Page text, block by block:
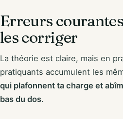
Erreurs
les corriger
La théorie est claire, mais en
pratiquants accumulent les
qui plafonnent ta charge et
bas du dos.